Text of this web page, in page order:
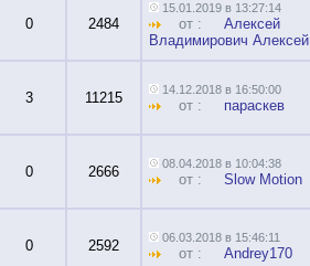
0 2484
15.01.2019 в 13:27:14
от :
Алексей
Владимирович Алексей
3 11215 14.12.2018 в 16:50:00
от : параскев
0 2666 08.04.2018 в 10:04:38
от : Slow Motion
0 2592 06.03.2018 в 15:46:11
от : Andrey170